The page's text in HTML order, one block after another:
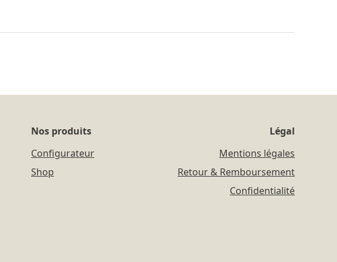
Nos produits
Configurateur
Shop
Légal
Mentions légales
Retour & Remboursement
Confidentialité